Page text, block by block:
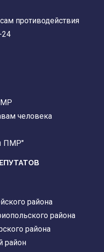
противодействия
24
человека
ПМР"
района
района
района
район